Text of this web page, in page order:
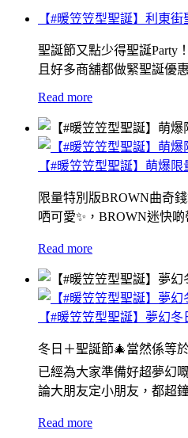
【#暖笠笠型聖誕】利東
聖誕節又點少得聖誕Party
且好多商舖都做緊聖誕優
Read more
【#暖笠笠型聖誕】萌爆
限量特別版BROWN曲奇
哂可愛✨，BROWN迷快
Read more
【#暖笠笠型聖誕】夢幻
冬日＋聖誕節🎄當然係等
已經為大家準備好超夢幻
論大朋友定小朋友，都超
Read more